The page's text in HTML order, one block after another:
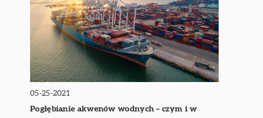
05-25-2021
Pogłębianie akwenów wodnych – czym i w